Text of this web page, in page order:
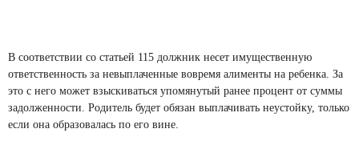
В соответствии со статьей 115 должник несет имущественную
ответственность за невыплаченные вовремя алименты на ребенка. За
это с него может взыскиваться упомянутый ранее процент от суммы
задолженности. Родитель будет обязан выплачивать неустойку, только
если она образовалась по его вине.